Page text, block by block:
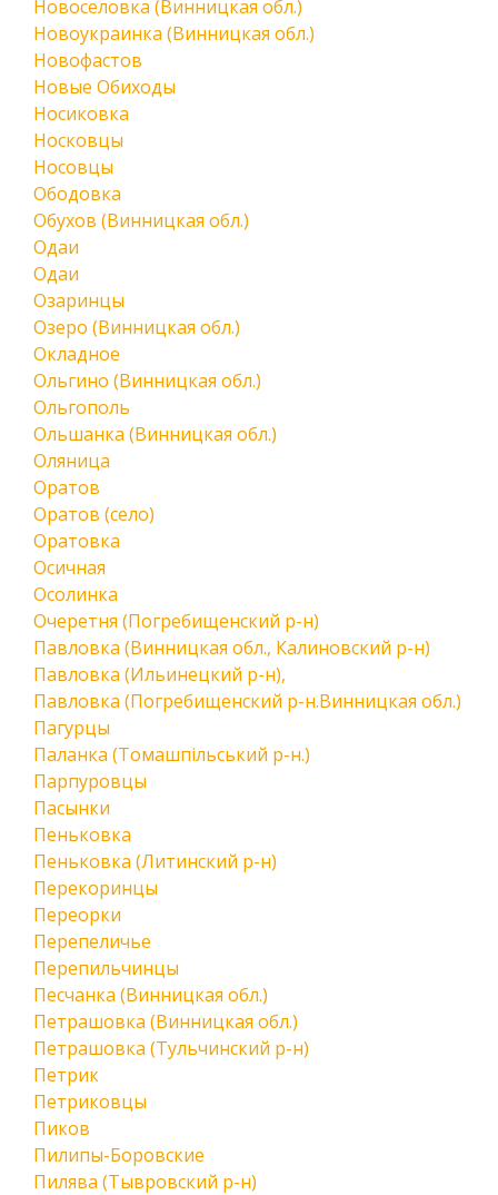
Новоселовка (Винницкая обл.)
Новоукраинка (Винницкая обл.)
Новофастов
Новые Обиходы
Носиковка
Носковцы
Носовцы
Ободовка
Обухов (Винницкая обл.)
Одаи
Одаи
Озаринцы
Озеро (Винницкая обл.)
Окладное
Ольгино (Винницкая обл.)
Ольгополь
Ольшанка (Винницкая обл.)
Оляница
Оратов
Оратов (село)
Оратовка
Осичная
Осолинка
Очеретня (Погребищенский р-н)
Павловка (Винницкая обл., Калиновский р-н)
Павловка (Ильинецкий р-н),
Павловка (Погребищенский р-н.Винницкая обл.)
Пагурцы
Паланка (Томашпільський р-н.)
Парпуровцы
Пасынки
Пеньковка
Пеньковка (Литинский р-н)
Перекоринцы
Переорки
Перепеличье
Перепильчинцы
Песчанка (Винницкая обл.)
Петрашовка (Винницкая обл.)
Петрашовка (Тульчинский р-н)
Петрик
Петриковцы
Пиков
Пилипы-Боровские
Пилява (Тывровский р-н)